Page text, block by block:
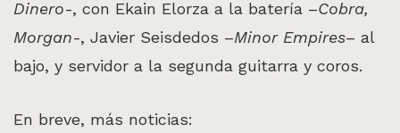
Dinero-, con Ekain Elorza a la batería –Cobra,
Morgan-, Javier Seisdedos –Minor Empires– al
bajo, y servidor a la segunda guitarra y coros.
En breve, más noticias: